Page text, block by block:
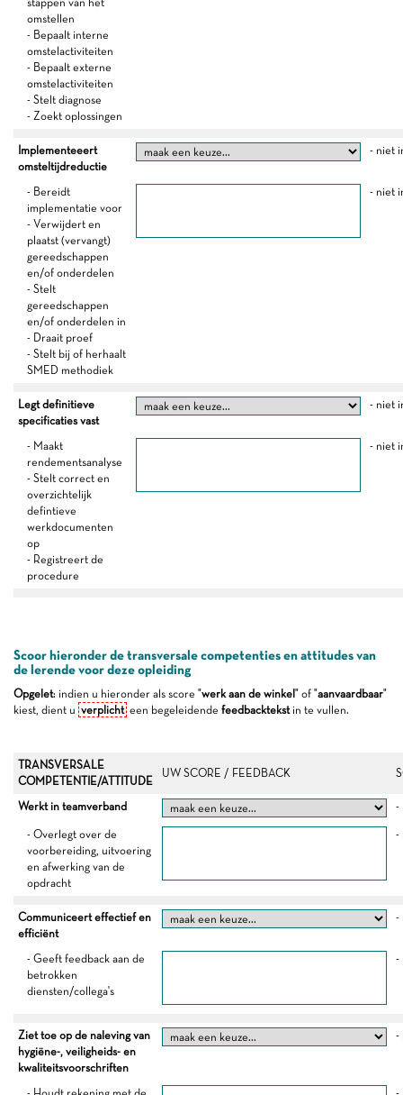
omstellen
- Bepaalt interne
omstelactiviteiten
- Bepaalt externe
omstelactiviteiten
- Stelt diagnose
- Zoekt oplossingen
Implementeeert
omsteltijdreductie
- niet
- Bereidt
implementatie voor
- Verwijdert en
plaatst (vervangt)
gereedschappen
en/of onderdelen
- Stelt
gereedschappen
en/of onderdelen in
- Draait proef
- Stelt bij of herhaalt
SMED methodiek
- niet
Legt definitieve
specificaties vast
- niet
- Maakt
rendementsanalyse
- Stelt correct en
overzichtelijk
defintieve
werkdocumenten
op
- Registreert de
procedure
- niet
Scoor hieronder de transversale competenties en attitudes van
de lerende voor deze opleiding
Opgelet: indien u hieronder als score "werk aan de winkel " of "aanvaardbaar"
kiest, dient u verplicht een begeleidende feedbacktekstin te vullen.
TRANSVERSALE
COMPETENTIE/ATTITUDE
UW SCORE / FEEDBACK
Werkt in teamverband -
- Overlegt over de
voorbereiding, uitvoering
en afwerking van de
opdracht
-
Communiceert effectief en
efficiënt
-
- Geeft feedback aan de
betrokken
diensten/collega's
-
Ziet toe op de naleving van
hygiëne-, veiligheids- en
kwaliteitsvoorschriften
-